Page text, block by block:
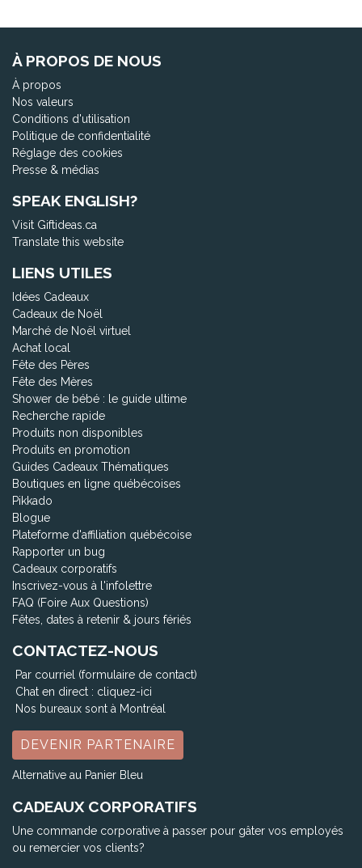
À PROPOS DE NOUS
À propos
Nos valeurs
Conditions d'utilisation
Politique de confidentialité
Réglage des cookies
Presse & médias
SPEAK ENGLISH?
Visit Giftideas.ca
Translate this website
LIENS UTILES
Idées Cadeaux
Cadeaux de Noël
Marché de Noël virtuel
Achat local
Fête des Pères
Fête des Mères
Shower de bébé : le guide ultime
Recherche rapide
Produits non disponibles
Produits en promotion
Guides Cadeaux Thématiques
Boutiques en ligne québécoises
Pikkado
Blogue
Plateforme d'affiliation québécoise
Rapporter un bug
Cadeaux corporatifs
Inscrivez-vous à l'infolettre
FAQ (Foire Aux Questions)
Fêtes, dates à retenir & jours fériés
CONTACTEZ-NOUS
Par courriel (formulaire de contact)
Chat en direct : cliquez-ici
Nos bureaux sont à Montréal
DEVENIR PARTENAIRE
Alternative au Panier Bleu
CADEAUX CORPORATIFS
Une commande corporative à passer pour gâter vos employés
ou remercier vos clients?